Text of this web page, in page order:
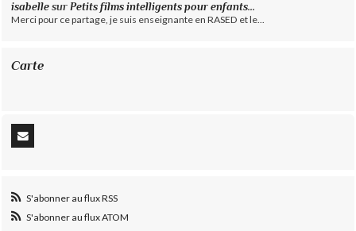
isabelle surPetits films intelligents pour enfants...
Merci pour ce partage, je suis enseignante en RASED et le...
Carte
S'abonner au flux RSS
S'abonner au flux ATOM